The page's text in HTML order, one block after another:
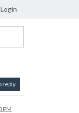
Login
reply
PM